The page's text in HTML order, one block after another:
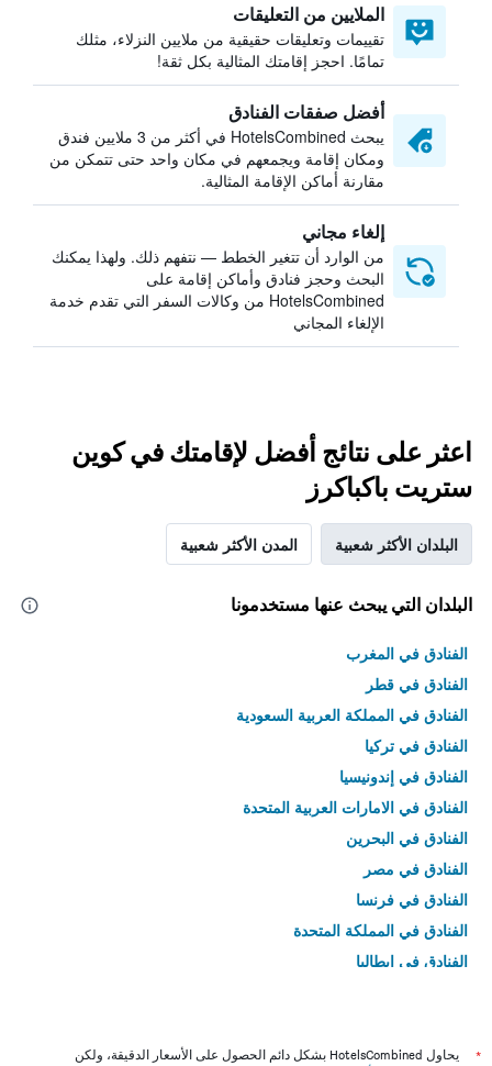
الملايين من التعليقات
تقييمات وتعليقات حقيقية من ملايين النزلاء، مثلك
تمامًا. احجز إقامتك المثالية بكل ثقة!
أفضل صفقات الفنادق
يبحث HotelsCombined في أكثر من 3 ملايين فندق
ومكان إقامة ويجمعهم في مكان واحد حتى تتمكن من
مقارنة أماكن الإقامة المثالية.
إلغاء مجاني
من الوارد أن تتغير الخطط — نتفهم ذلك. ولهذا يمكنك
البحث وحجز فنادق وأماكن إقامة على
HotelsCombined من وكالات السفر التي تقدم خدمة
الإلغاء المجاني
اعثر على نتائج أفضل لإقامتك في كوين
ستريت باكباكرز
البلدان الأكثر شعبية المدن الأكثر شعبية
البلدان التي يبحث عنها مستخدمونا
الفنادق في المغرب
الفنادق في قطر
الفنادق في المملكة العربية السعودية
الفنادق في تركيا
الفنادق في إندونيسيا
الفنادق في الامارات العربية المتحدة
الفنادق في البحرين
الفنادق في مصر
الفنادق في فرنسا
الفنادق في المملكة المتحدة
الفنادق في إيطاليا
*
يحاول HotelsCombined بشكل دائم الحصول على الأسعار الدقيقة، ولكن